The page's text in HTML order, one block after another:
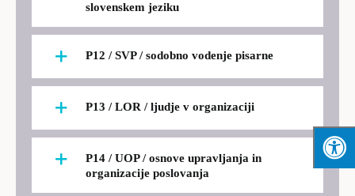
slovenskem jeziku
P12 / SVP / sodobno vodenje pisarne
P13 / LOR / ljudje v organizaciji
P14 / UOP / osnove upravljanja in
organizacije poslovanja